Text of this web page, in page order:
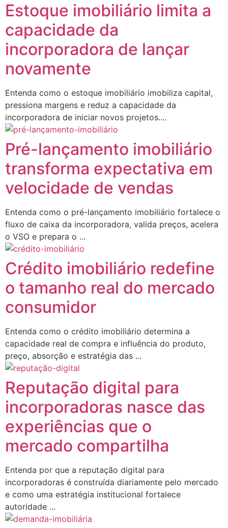
Estoque imobiliário limita a
capacidade da
incorporadora de lançar
novamente
Entenda como o estoque imobiliário imobiliza capital,
pressiona margens e reduz a capacidade da
incorporadora de iniciar novos projetos....
Pré-lançamento imobiliário
transforma expectativa em
velocidade de vendas
Entenda como o pré-lançamento imobiliário fortalece o
fluxo de caixa da incorporadora, valida preços, acelera
o VSO e prepara o ...
Crédito imobiliário redefine
o tamanho real do mercado
consumidor
Entenda como o crédito imobiliário determina a
capacidade real de compra e influência do produto,
preço, absorção e estratégia das ...
Reputação digital para
incorporadoras nasce das
experiências que o
mercado compartilha
Entenda por que a reputação digital para
incorporadoras é construída diariamente pelo mercado
e como uma estratégia institucional fortalece
autoridade ...